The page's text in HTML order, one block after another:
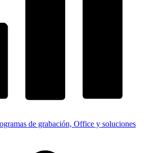
de grabación, Office y soluciones